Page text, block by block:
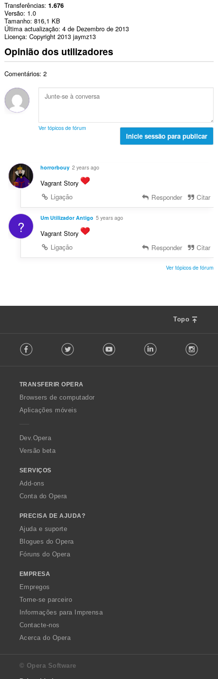
Transferências 1.676
Versão 1.0
Tamanho 816,1 KB
Última actualização 4 de Dezembro de 2013
Licença Copyright 2013 jaymz13
Opinião dos utilizadores
Comentários: 2
Ver tópicos de fórum
Inicie sessão para publicar
horrorbouy 2 years ago
Vagrant Story
Ligação
Responder Citar
? Um Utilizador Antigo 5 years ago
Vagrant Story
Ligação
Responder Citar
Ver tópicos de fórum
Topo
o
w
O
p
a
Facebook Twitter Youtube LinkedIn
TRANSFERIR OPERA
Browsers de computador
Aplicações móveis
Dev.Opera
Versão beta
SERVIÇOS
Add-ons
Conta do Opera
PRECISA DE AJUDA?
Ajuda e suporte
Blogues do Opera
Fóruns do Opera
EMPRESA
Empregos
Torne-se parceiro
Informações para Imprensa
Contacte-nos
Acerca do Opera
© Opera Software